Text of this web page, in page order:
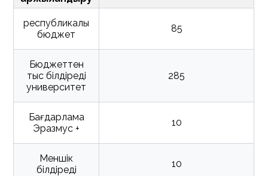
республикалық
бюджет
85
Бюджеттен
тыс білдіреді
университет
285
Бағдарлама
Эразмус +
10
Меншік
білдіреді
10